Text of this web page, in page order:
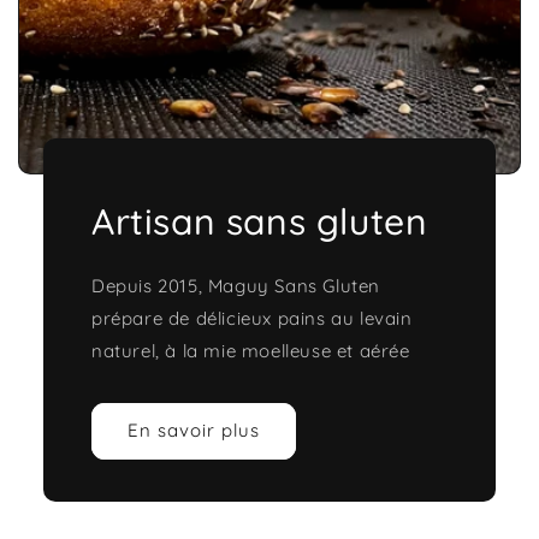
Artisan sans gluten
Depuis 2015, Maguy Sans Gluten
prépare de délicieux pains au levain
naturel, à la mie moelleuse et aérée
En savoir plus